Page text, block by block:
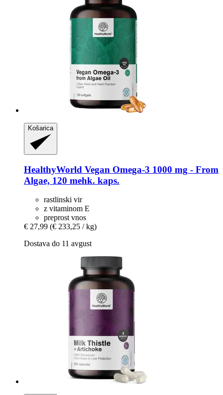
Košarica
HealthyWorld Vegan Omega-​3 1000 mg -​ From
Algae, 120 mehk. kaps.
rastlinski vir
z vitaminom E
preprost vnos
€ 27,99 (€ 233,25 / kg)
Dostava do 11 avgust